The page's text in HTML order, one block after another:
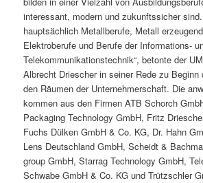
interessant, modern und zukunftssicher
hauptsächlich Metallberufe, Metall
Elektroberufe und Berufe der Informations-
Telekommunikationstechnik“, betonte der
Albrecht Driescher in seiner Rede zu Beginn
den Räumen der Unternehmerschaft. Die
kommen aus den Firmen ATB Schorch
Packaging Technology GmbH, Fritz
Fuchs Dülken GmbH & Co. KG, Dr. Hahn
Lens Deutschland GmbH, Scheidt &
group GmbH, Starrag Technology GmbH,
Schwabe GmbH & Co. KG und Trützschler